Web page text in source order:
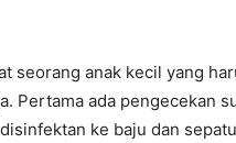
seorang anak kecil yang
Pertama ada pengecekan
ke baju dan